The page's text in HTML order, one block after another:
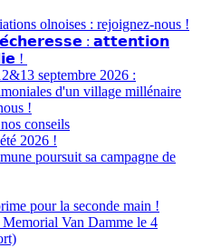
olnoises : rejoignez-nous !
: 𝗮𝘁𝘁𝗲𝗻𝘁𝗶𝗼𝗻
!
septembre 2026 :
d'un village millénaire
!
conseils
2026 !
poursuit sa campagne de
pour la seconde main !
Van Damme le 4